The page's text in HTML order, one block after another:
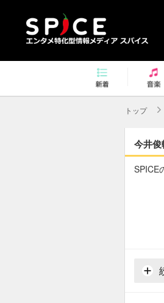
トップ
今井
SPICE